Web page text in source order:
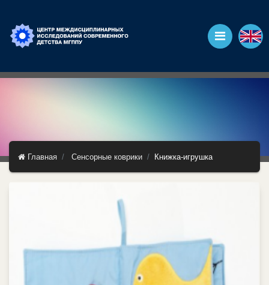
Главная Сенсорные коврики Книжка-игрушка